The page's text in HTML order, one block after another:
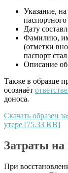
Указание,
паспортного
Дату
Фамилию,
(отметки
паспорт
Описание
Также в образце
осознаёт
доноса.
Скачать образец
утере [75.33 KB]
Затраты на
При